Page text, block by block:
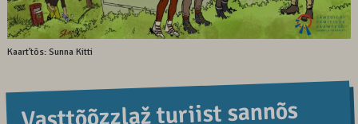
Kaartʼtõs: Sunna Kitti
Vasttõõzzlaž turiist sannõs